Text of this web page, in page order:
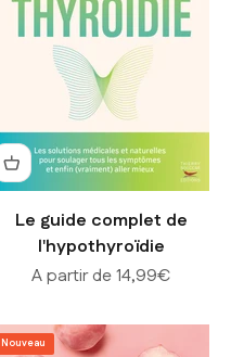
Le guide complet de
l'hypothyroïdie
Prix de vente
A partir de 14,99€
Nouveau